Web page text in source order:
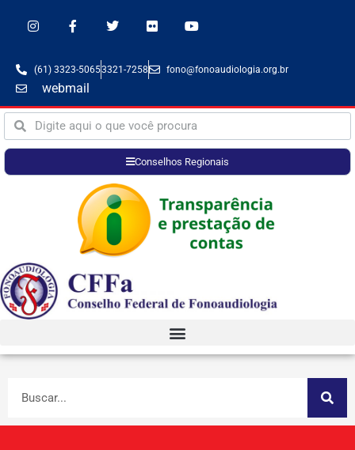
(61) 3323-50653321-7258 fono@fonoaudiologia.org.br
webmail
Conselhos Regionais